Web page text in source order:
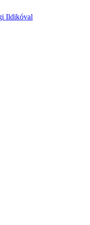
Ildikóval